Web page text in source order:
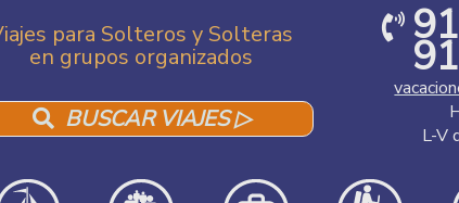
para Solteros y Solteras
en grupos organizados
BUSCAR VIAJES ▷
L-V